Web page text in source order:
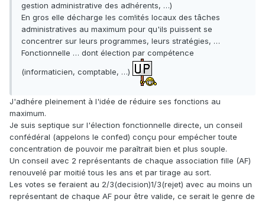
gestion administrative des adhérents, …)
En gros elle décharge les com!ités locaux des tâches
administratives au maximum pour qu'ils puissent se
concentrer sur leurs programmes, leurs stratégies, …
Fonctionnelle … dont élection par compétence
(informaticien, comptable, …)
J'adhére pleinement à l'idée de réduire ses fonctions au
maximum.
Je suis septique sur l'élection fonctionnelle directe, un conseil
confédéral (appelons le confed) conçu pour empécher toute
concentration de pouvoir me paraîtrait bien et plus souple.
Un conseil avec 2 représentants de chaque association fille (AF)
renouvelé par moitié tous les ans et par tirage au sort.
Les votes se feraient au 2/3(decision)1/3(rejet) avec au moins un
représentant de chaque AF pour être valide, ce serait le genre de